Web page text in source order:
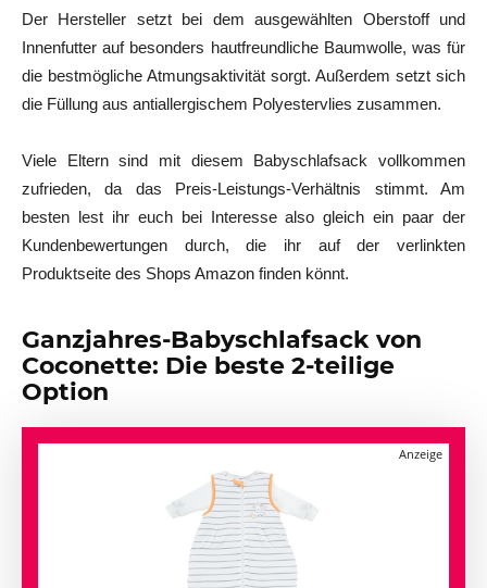
Der Hersteller setzt bei dem ausgewählten Oberstoff und
Innenfutter auf besonders hautfreundliche Baumwolle, was für
die bestmögliche Atmungsaktivität sorgt. Außerdem setzt sich
die Füllung aus antiallergischem Polyestervlies zusammen.
Viele Eltern sind mit diesem Babyschlafsack vollkommen
zufrieden, da das Preis-Leistungs-Verhältnis stimmt. Am
besten lest ihr euch bei Interesse also gleich ein paar der
Kundenbewertungen durch, die ihr auf der verlinkten
Produktseite des Shops Amazon finden könnt.
Ganzjahres-Babyschlafsack von
Coconette: Die beste 2-teilige
Option